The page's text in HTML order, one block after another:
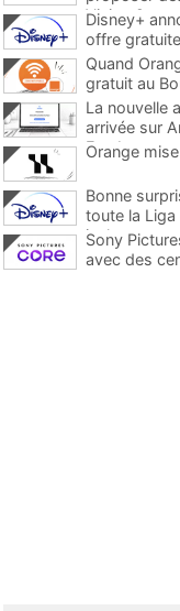
Vision 2
Disney+
offre gratuite
Quand
gratuit au
La nouvelle
arrivée sur
Freebox,
Orange
Bonne
toute la
inclus
Sony
avec des